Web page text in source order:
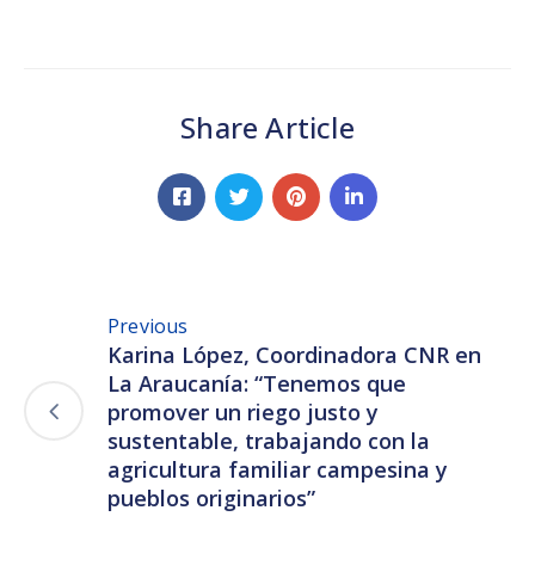
Share Article
Previous
Karina López, Coordinadora CNR en
La Araucanía: “Tenemos que
promover un riego justo y
sustentable, trabajando con la
agricultura familiar campesina y
pueblos originarios”